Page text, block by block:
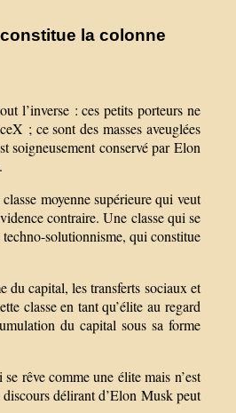
la colonne
l’inverse : ces petits porteurs ne
; ce sont des masses aveuglées
soigneusement conservé par Elon
moyenne supérieure qui veut
contraire. Une classe qui se
solutionnisme, qui constitue
du capital, les transferts sociaux et
classe en tant qu’élite au regard
du capital sous sa forme
rêve comme une élite mais n’est
délirant d’Elon Musk peut